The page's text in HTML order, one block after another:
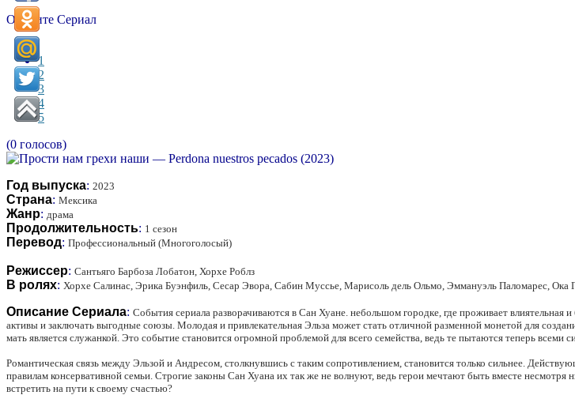
Оцените Сериал
1
2
3
4
5
(0 голосов)
Год выпуска: 2023
Страна: Мексика
Жанр: драма
Продолжительность: 1 сезон
Перевод: Профессиональный (Многоголосый)
Режиссер: Сантьяго Барбоза Лобатон, Хорхе Роблз
В ролях: Хорхе Салинас, Эрика Буэнфиль, Сесар Эвора, Сабин Муссье, Марисоль дель Ольмо, Эммануэль Паломарес, Ока
Описание Сериала: События сериала разворачиваются в Сан Хуане. небольшом городке, где проживает
активы и заключать выгодные союзы. Молодая и привлекательная Эльза может стать отличной разменной монетой для
мать является служанкой. Это событие становится огромной проблемой для всего семейства, ведь те пытаются теперь
Романтическая связь между Эльзой и Андресом, столкнувшись с таким сопротивлением, становится только сильнее.
правилам консервативной семьи. Строгие законы Сан Хуана их так же не волнуют, ведь герои мечтают быть вместе
встретить на пути к своему счастью?